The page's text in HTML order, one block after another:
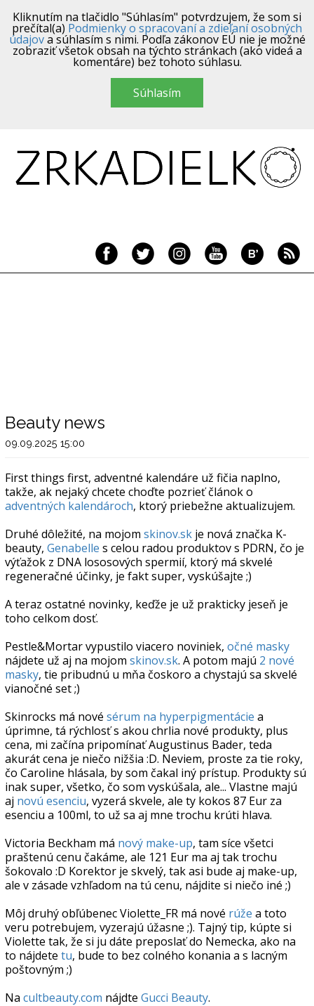
Kliknutím na tlačidlo "Súhlasím" potvrdzujem, že som si
prečítal(a) Podmienky o spracovaní a zdieľaní osobných
údajova súhlasím s nimi. Podľa zákonov EÚ nie je možné
zobraziť všetok obsah na týchto stránkach (ako videá a
komentáre) bez tohoto súhlasu.
Súhlasím
Beauty news
09.09.2025 15:00
First things first, adventné kalendáre už fičia naplno,
takže, ak nejaký chcete choďte pozrieť článok o
adventných kalendároch, ktorý priebežne aktualizujem.
Druhé dôležité, na mojom skinov.sk je nová značka K-
beauty, Genabelle s celou radou produktov s PDRN, čo je
výťažok z DNA lososových spermií, ktorý má skvelé
regeneračné účinky, je fakt super, vyskúšajte ;)
A teraz ostatné novinky, keďže je už prakticky jeseň je
toho celkom dosť.
Pestle&Mortar vypustilo viacero noviniek, očné masky
nájdete už aj na mojom skinov.sk. A potom majú 2 nové
masky, tie pribudnú u mňa čoskoro a chystajú sa skvelé
vianočné set ;)
Skinrocks má nové sérum na hyperpigmentácie a
úprimne, tá rýchlosť s akou chrlia nové produkty, plus
cena, mi začína pripomínať Augustinus Bader, teda
akurát cena je niečo nižšia :D. Neviem, proste za tie roky,
čo Caroline hlásala, by som čakal iný prístup. Produkty sú
inak super, všetko, čo som vyskúšala, ale... Vlastne majú
aj novú esenciu, vyzerá skvele, ale ty kokos 87 Eur za
esenciu a 100ml, to už sa aj mne trochu krúti hlava.
Victoria Beckham má nový make-up, tam síce všetci
praštenú cenu čakáme, ale 121 Eur ma aj tak trochu
šokovalo :D Korektor je skvelý, tak asi bude aj make-up,
ale v zásade vzhľadom na tú cenu, nájdite si niečo iné ;)
Môj druhý obľúbenec Violette_FR má nové rúže a toto
veru potrebujem, vyzerajú úžasne ;). Tajný tip, kúpte si
Violette tak, že si ju dáte preposlať do Nemecka, ako na
to nájdete tu, bude to bez colného konania a s lacným
poštovným ;)
Na cultbeauty.com nájdte Gucci Beauty.